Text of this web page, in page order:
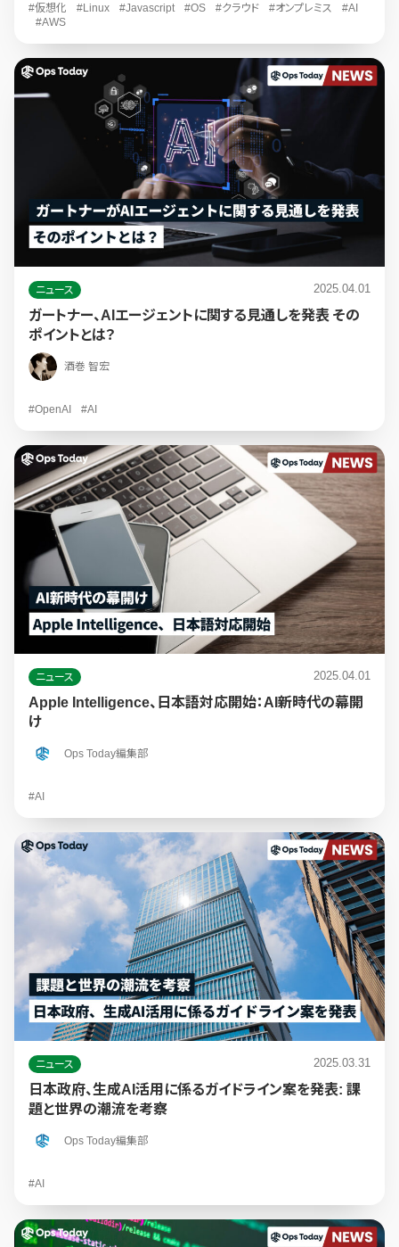
#仮想化 #Linux #Javascript #OS #クラウド #オンプレミス
#AI
#AWS
ニュース 2025.04.01
ガートナー、AIエージェントに関する見通しを発表 その
ポイントとは？
酒巻 智宏
#OpenAI #AI
ニュース 2025.04.01
Apple Intelligence、日本語対応開始：AI新時代の幕開
け
Ops Today編集部
#AI
ニュース 2025.03.31
日本政府、生成AI活用に係るガイドライン案を発表: 課
題と世界の潮流を考察
Ops Today編集部
#AI